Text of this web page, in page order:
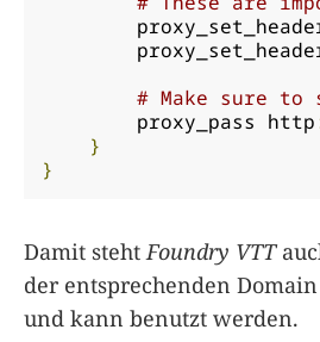
# Make sure to
        proxy_pass http
}
}
Damit steht Foundry VTT
der entsprechenden
und kann benutzt werden.